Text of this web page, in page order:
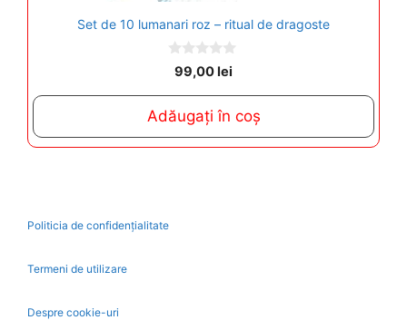
Set de 10 lumanari roz – ritual de dragoste
0
o
5
99,00 lei
Adăugați în coș
Politicia de confidențialitate
Termeni de utilizare
Despre cookie-uri